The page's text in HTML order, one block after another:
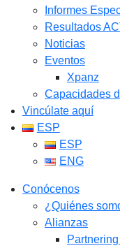
Informes
Resultados
Noticias
Eventos
Xpanz
Capacidades
Vincúlate aquí
ESP
ESP
ENG
Conócenos
¿Quiénes
Alianzas